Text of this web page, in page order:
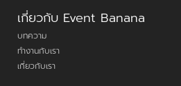
เกี่ยวกับ Event Banana
บทความ
ทำงานกับเรา
เกี่ยวกับเรา